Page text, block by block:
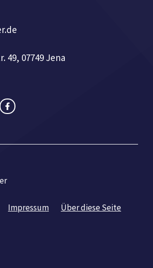
49, 07749 Jena
Impressum
Über diese Seite